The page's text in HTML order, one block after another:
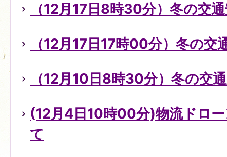
（12月17日8時30分）冬の交
（12月17日17時00分）冬の交
（12月10日8時30分）冬の交
(12月4日10時00分)物流ドロ
て